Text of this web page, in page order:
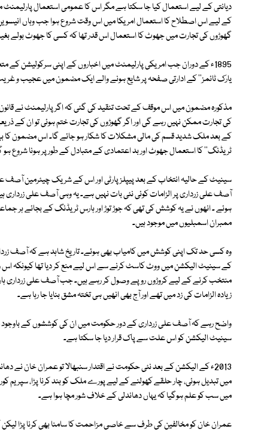
دیانتی کے لیے استعمال کیا جا سکتا ہے مگر اس کا عمومی استعمال پارلیمنٹ
کے لیے اس اصطلاح کا استعمال امریکا میں اس وقت شروع ہوا جب وہاں
گھوڑوں کی تجارت میں جھوٹ کا استعمال اس قدر تھا کہ کسی کا جھوٹ بولے
1895ء کے دوران جب امریکی پارلیمنٹ میں اخباروں کے اپنی سرکولیشن کے
یارک ٹائمز'' کے ادارتی صفحہ پر شایع ہونے والے ایک مضمون میں عجیب و
مذکورہ مضمون میں اس موقف کے تحت تنقید کی گئی کہ اگر پارلیمنٹ نے
کی تجارت ممکن نہیں رہے گی اور اگر گھوڑوں کی تجارت ختم ہوئی تو ان کے
کے بعد ملک شدید قسم کی مالی مشکلات کا شکار ہو جائے گا۔ اس مضمون کا بہت
ٹریڈنگ'' کا استعمال جھوٹ اور بد اعتمادی کے متبادل کے طور پر ہونا شروع ہو
سینیٹ کے حالیہ انتخاب کے بعد پیپلز پارٹی اور اس کے شریک چیئرمین آصف
ہوئے ۔ انھوں نے یہ کوشش کی تھی کہ جوڑ توڑ اور ہارس ٹریڈنگ کے بجائے ہر
ممبران اسمبلیوں میں موجود ہیں۔
منتخب کرنے کے لیے کروڑوں روپے وصول کر رہے ہیں۔ جب آصف علی
زیادہ الزامات کی زد میں تھے اور آج بھی انھیں ہی تختہ مشق بنایا جا رہا ہے۔
واضح رہے کہ آصف علی زرداری کے دور حکومت میں ان کی کوششوں کے
سینیٹ الیکشن کو اس علت سے پاک قرار دیا جا سکتا ہے۔
2013ء کے الیکشن کے بعد نئی حکومت نے اقتدار سنبھالا تو عمران خان
میں تبدیل ہوئی، چار حلقے کھولنے کے لیے پورے ملک کو بند کرنا پڑا،
میں سب کو علم ہوگیا کہ یہاں دھاندلی کے خلاف شور مچا ہوا ہے۔
عمران خان کو مخالفین کی طرف سے خاصی مزاحمت کا سامنا بھی کرنا پڑا